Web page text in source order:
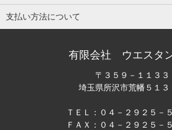
支払い方法について
有限会社 ウエスタ
〒３５９－１１３３
埼玉県所沢市荒幡５１３
ＴＥＬ：０４－２９２５－
ＦＡＸ：０４－２９２５－